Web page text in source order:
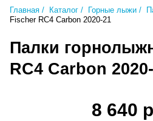
Главная Каталог Горные лыжи
Fischer RC4 Carbon 2020-21
Палки
RC4 Carbon
8 640